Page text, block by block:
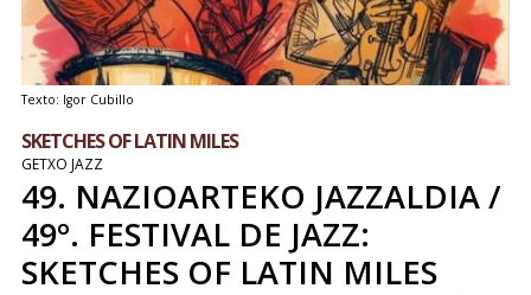
Texto: Igor Cubillo
SKETCHES OF LATIN MILES
GETXO JAZZ
49. NAZIOARTEKO JAZZALDIA /
49º. FESTIVAL DE JAZZ:
SKETCHES OF LATIN MILES